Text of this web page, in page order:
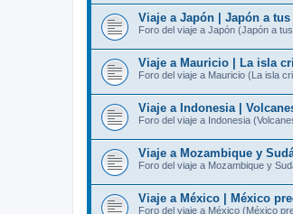
Viaje a Japón | Japón a
Foro del viaje a Japón (Japón a
Viaje a Mauricio | La isla
Foro del viaje a Mauricio (La isla
Viaje a Indonesia |
Foro del viaje a Indonesia
Viaje a Mozambique y
Foro del viaje a Mozambique y
Viaje a México | México
Foro del viaje a México (México